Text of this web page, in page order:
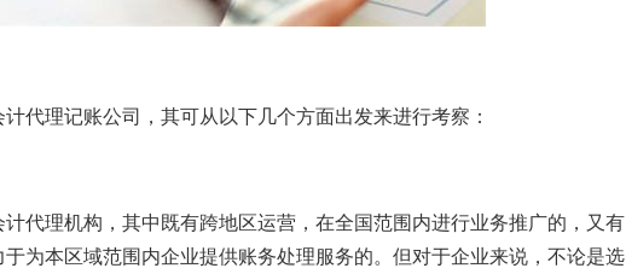
代理记账公司，其可从以下几个方面出发来进行考察：
代理机构，其中既有跨地区运营，在全国范围内进行业务推广的，又有
为本区域范围内企业提供账务处理服务的。但对于企业来说，不论是选